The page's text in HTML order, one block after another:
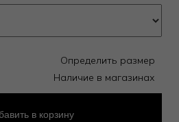
Определить размер
Наличие в магазинах
в корзину